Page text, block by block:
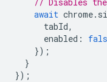
await chrome.
tabId,
enabled :
});
}
});